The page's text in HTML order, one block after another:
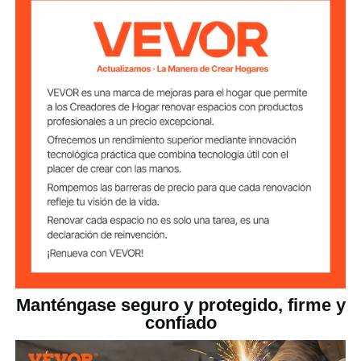
temperatura
Fibra de vidrio
Número de piezas paquete de 2
Peso neto 9,70 libras/4,4 kg
Manténgase seguro y protegido, firme y
confiado